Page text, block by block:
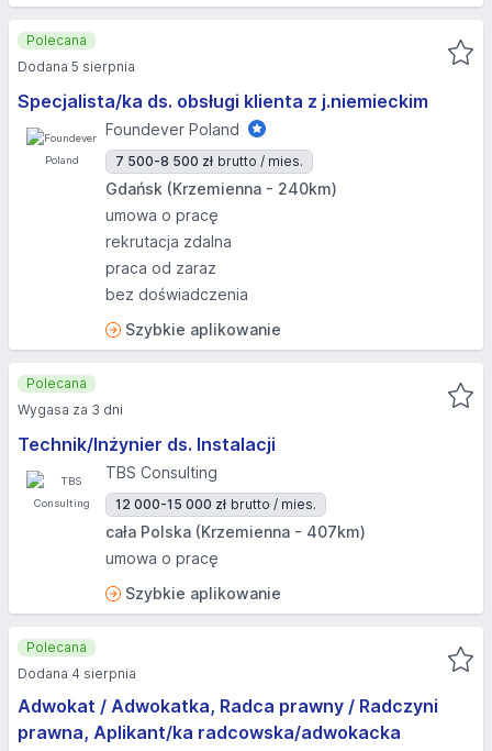
Specjalista/ka ds. obsługi klienta z j.niemieckim
Foundever Poland
7 500-8 500 zł brutto / mies.
Gdańsk (Krzemienna - 240km)
umowa o pracę
rekrutacja zdalna
praca od zaraz
bez doświadczenia
Szybkie aplikowanie
Polecana
Dodana 5 sierpnia
Technik/Inżynier ds. Instalacji
TBS Consulting
12 000-15 000 zł brutto / mies.
cała Polska (Krzemienna - 407km)
umowa o pracę
Szybkie aplikowanie
Polecana
Wygasa za 3 dni
Adwokat / Adwokatka, Radca prawny / Radczyni
prawna, Aplikant/ka radcowska/adwokacka
Polecana
Dodana 4 sierpnia